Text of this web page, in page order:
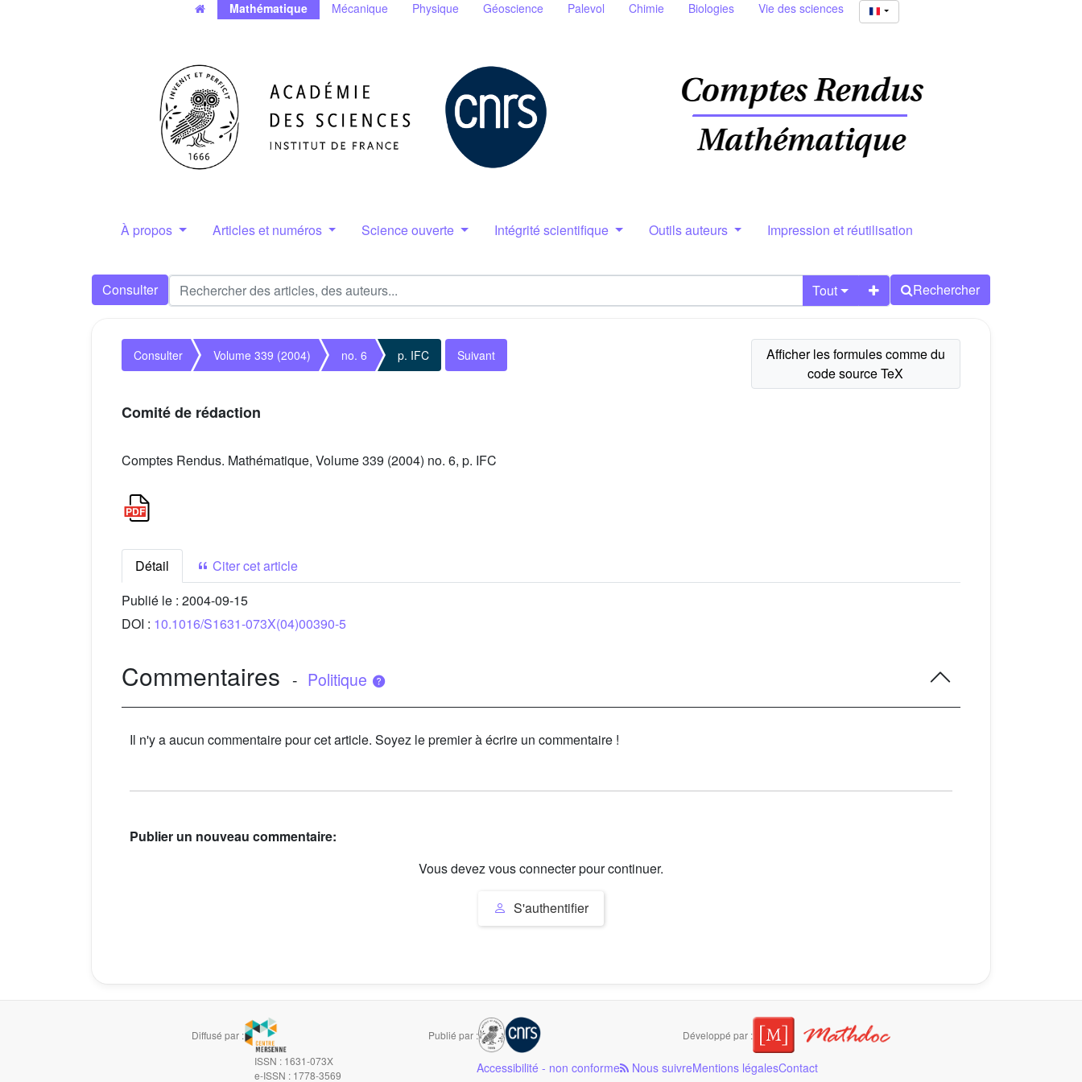
Mathématique Mécanique Physique Géoscience Palevol Chimie Biologies Vie des sciences
À propos Articles et numéros Science ouverte Intégrité scientifique Outils auteurs Impression et réutilisation
Consulter Tout Rechercher
Consulter Volume 339 (2004) no. 6 p. IFC Suivant
Comité de rédaction
Comptes Rendus. Mathématique, Volume 339 (2004) no. 6, p. IFC
Détail
Citer cet article
Publié le : 2004-09-15
DOI : 10.1016/S1631-073X(04)00390-5
Commentaires - Politique
Il n'y a aucun commentaire pour cet article. Soyez le premier à écrire un commentaire !
Publier un nouveau commentaire:
Vous devez vous connecter pour continuer.
S'authentifier
Diffusé par : Publié par :
Développé par :
ISSN : 1631-073X
e-ISSN : 1778-3569
Accessibilité - non conforme Nous suivreMentions légalesContact